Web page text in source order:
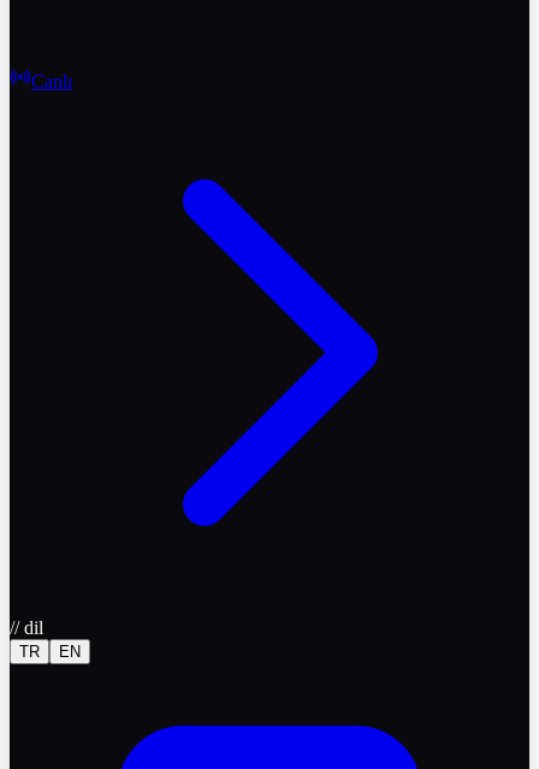
Canlı
//dil
TR EN